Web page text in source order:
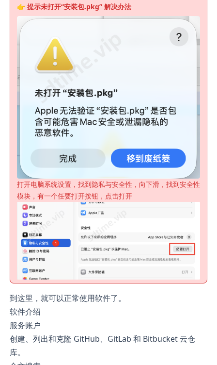
👉 提示未打开“安装包.pkg” 解决办法
打开电脑系统设置，找到隐私与安全性，向下滑，找到安全性
模块，有一个任要打开按钮，点击打开
到这里，就可以正常使用软件了。
软件介绍
服务账户
创建、列出和克隆 GitHub、GitLab 和 Bitbucket 云仓
库。